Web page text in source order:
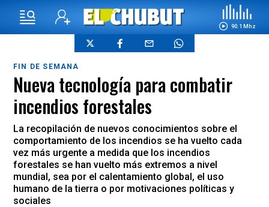
90.1 Mhz
FIN DE SEMANA
Nueva tecnología para combatir
incendios forestales
La recopilación de nuevos conocimientos sobre el
comportamiento de los incendios se ha vuelto cada
vez más urgente a medida que los incendios
forestales se han vuelto más extremos a nivel
mundial, sea por el calentamiento global, el uso
humano de la tierra o por motivaciones políticas y
sociales